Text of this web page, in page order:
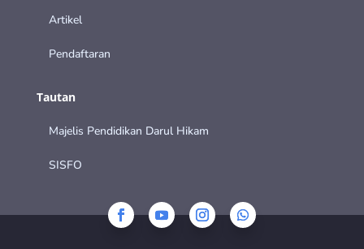
Artikel
Pendaftaran
Tautan
Majelis Pendidikan Darul Hikam
SISFO